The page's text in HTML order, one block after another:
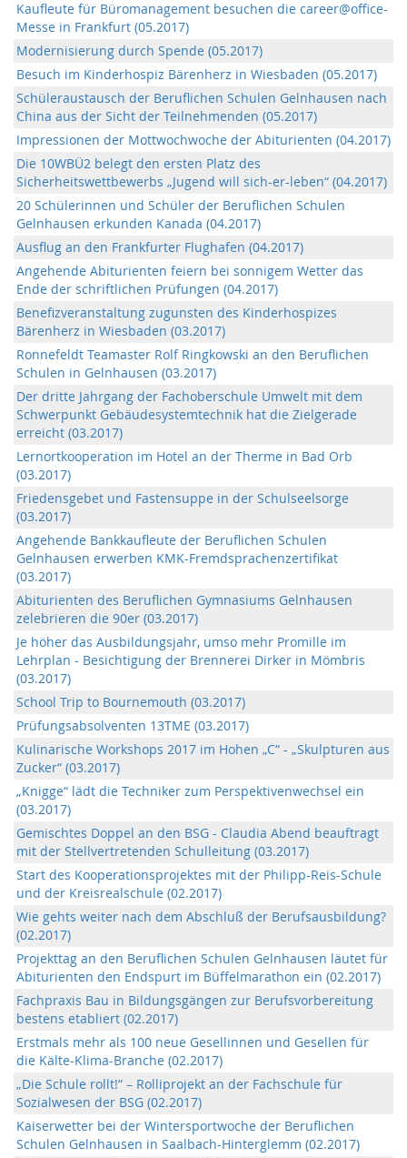
Kaufleute für Büromanagement besuchen die career@office-
Messe in Frankfurt (05.2017)
Modernisierung durch Spende (05.2017)
Besuch im Kinderhospiz Bärenherz in Wiesbaden (05.2017)
Schüleraustausch der Beruflichen Schulen Gelnhausen nach
China aus der Sicht der Teilnehmenden (05.2017)
Impressionen der Mottwochwoche der Abiturienten (04.2017)
Die 10WBÜ2 belegt den ersten Platz des
Sicherheitswettbewerbs „Jugend will sich-er-leben“ (04.2017)
20 Schülerinnen und Schüler der Beruflichen Schulen
Gelnhausen erkunden Kanada (04.2017)
Ausflug an den Frankfurter Flughafen (04.2017)
Angehende Abiturienten feiern bei sonnigem Wetter das
Ende der schriftlichen Prüfungen (04.2017)
Benefizveranstaltung zugunsten des Kinderhospizes
Bärenherz in Wiesbaden (03.2017)
Ronnefeldt Teamaster Rolf Ringkowski an den Beruflichen
Schulen in Gelnhausen (03.2017)
Der dritte Jahrgang der Fachoberschule Umwelt mit dem
Schwerpunkt Gebäudesystemtechnik hat die Zielgerade
erreicht (03.2017)
Lernortkooperation im Hotel an der Therme in Bad Orb
(03.2017)
Friedensgebet und Fastensuppe in der Schulseelsorge
(03.2017)
Angehende Bankkaufleute der Beruflichen Schulen
Gelnhausen erwerben KMK-Fremdsprachenzertifikat
(03.2017)
Abiturienten des Beruflichen Gymnasiums Gelnhausen
zelebrieren die 90er (03.2017)
Je höher das Ausbildungsjahr, umso mehr Promille im
Lehrplan - Besichtigung der Brennerei Dirker in Mömbris
(03.2017)
School Trip to Bournemouth (03.2017)
Prüfungsabsolventen 13TME (03.2017)
Kulinarische Workshops 2017 im Hohen „C“ - „Skulpturen aus
Zucker“ (03.2017)
„Knigge“ lädt die Techniker zum Perspektivenwechsel ein
(03.2017)
Gemischtes Doppel an den BSG - Claudia Abend beauftragt
mit der Stellvertretenden Schulleitung (03.2017)
Start des Kooperationsprojektes mit der Philipp-Reis-Schule
und der Kreisrealschule (02.2017)
Wie gehts weiter nach dem Abschluß der Berufsausbildung?
(02.2017)
Projekttag an den Beruflichen Schulen Gelnhausen läutet für
Abiturienten den Endspurt im Büffelmarathon ein (02.2017)
Fachpraxis Bau in Bildungsgängen zur Berufsvorbereitung
bestens etabliert (02.2017)
Erstmals mehr als 100 neue Gesellinnen und Gesellen für
die Kälte-Klima-Branche (02.2017)
„Die Schule rollt!“ – Rolliprojekt an der Fachschule für
Sozialwesen der BSG (02.2017)
Kaiserwetter bei der Wintersportwoche der Beruflichen
Schulen Gelnhausen in Saalbach-Hinterglemm (02.2017)